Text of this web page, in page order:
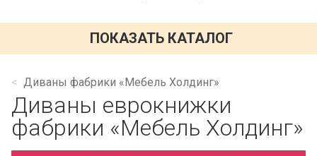
ПОКАЗАТЬ КАТАЛОГ
Диваны фабрики «Мебель Холдинг»
Диваны еврокнижки
фабрики «Мебель Холдинг»